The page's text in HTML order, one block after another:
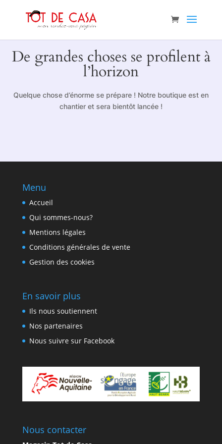
De grandes choses se profilent à
l’horizon
Quelque chose d’énorme se prépare ! Notre boutique est en
chantier et sera bientôt lancée !
Menu
Accueil
Qui sommes-nous?
Mentions légales
Conditions générales de vente
Gestion des cookies
En savoir plus
Ils nous soutiennent
Nos partenaires
Nous suivre sur Facebook
Nous contacter